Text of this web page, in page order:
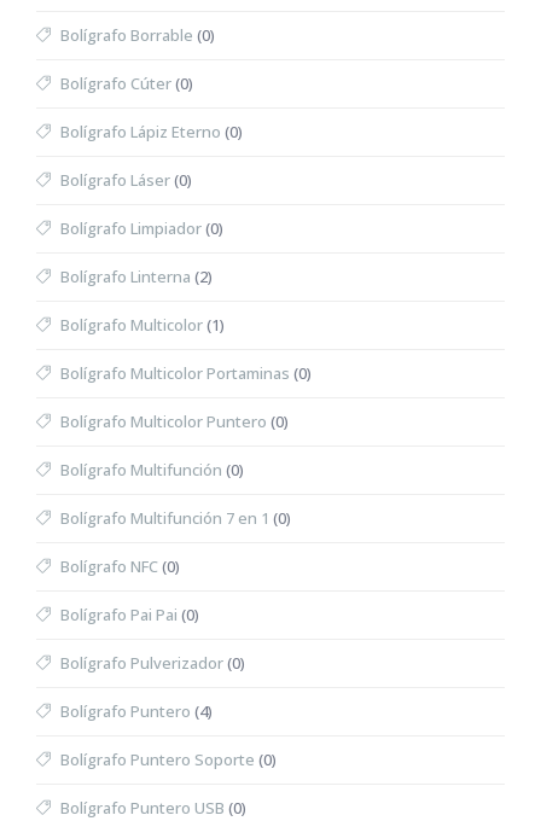
Bolígrafo Borrable (0)
Bolígrafo Cúter(0)
Bolígrafo Lápiz Eterno (0)
Bolígrafo Láser(0)
Bolígrafo Limpiador(0)
Bolígrafo Linterna (2)
Bolígrafo Multicolor(1)
Bolígrafo Multicolor Portaminas (0)
Bolígrafo Multicolor Puntero (0)
Bolígrafo Multifunción (0)
Bolígrafo Multifunción 7 en 1 (0)
Bolígrafo NFC(0)
Bolígrafo Pai Pai (0)
Bolígrafo Pulverizador(0)
Bolígrafo Puntero (4)
Bolígrafo Puntero Soporte (0)
Bolígrafo Puntero USB (0)